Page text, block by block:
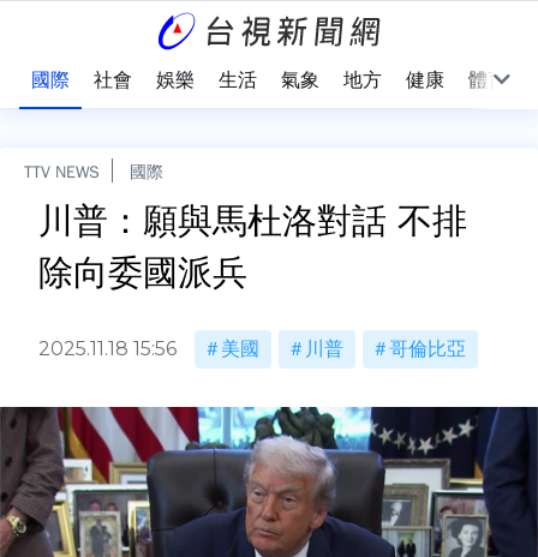
國際 社會 娛樂 生活 氣象 地方 健康 體育
TTV NEWS 國際
川普：願與馬杜洛對話 不排
除向委國派兵
2025.11.18 15:56 美國 川普 哥倫比亞